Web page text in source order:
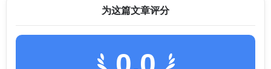
为这篇文章评分